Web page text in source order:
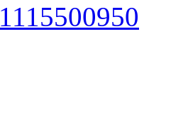
1115500950